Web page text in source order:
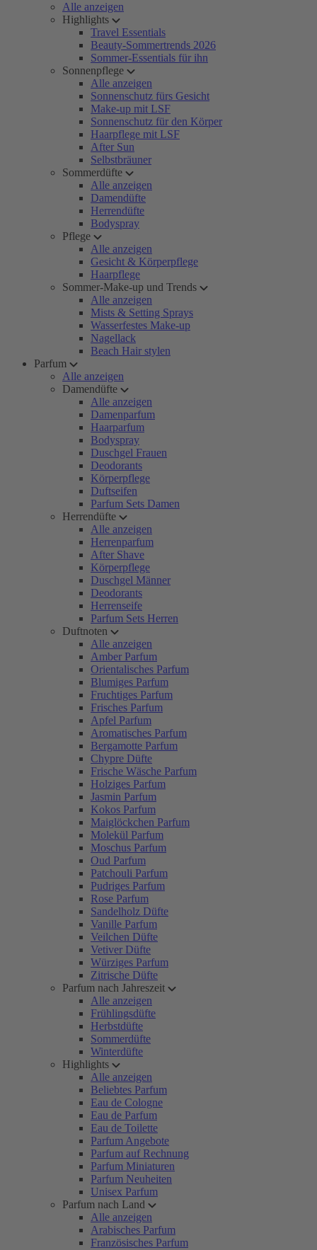
Alle anzeigen
Highlights
Travel Essentials
Beauty-Sommertrends 2026
Sommer-Essentials für ihn
Sonnenpflege
Alle anzeigen
Sonnenschutz fürs Gesicht
Make-up mit LSF
Sonnenschutz für den Körper
Haarpflege mit LSF
After Sun
Selbstbräuner
Sommerdüfte
Alle anzeigen
Damendüfte
Herrendüfte
Bodyspray
Pflege
Alle anzeigen
Gesicht & Körperpflege
Haarpflege
Sommer-Make-up und Trends
Alle anzeigen
Mists & Setting Sprays
Wasserfestes Make-up
Nagellack
Beach Hair stylen
Parfum
Alle anzeigen
Damendüfte
Alle anzeigen
Damenparfum
Haarparfum
Bodyspray
Duschgel Frauen
Deodorants
Körperpflege
Duftseifen
Parfum Sets Damen
Herrendüfte
Alle anzeigen
Herrenparfum
After Shave
Körperpflege
Duschgel Männer
Deodorants
Herrenseife
Parfum Sets Herren
Duftnoten
Alle anzeigen
Amber Parfum
Orientalisches Parfum
Blumiges Parfum
Fruchtiges Parfum
Frisches Parfum
Apfel Parfum
Aromatisches Parfum
Bergamotte Parfum
Chypre Düfte
Frische Wäsche Parfum
Holziges Parfum
Jasmin Parfum
Kokos Parfum
Maiglöckchen Parfum
Molekül Parfum
Moschus Parfum
Oud Parfum
Patchouli Parfum
Pudriges Parfum
Rose Parfum
Sandelholz Düfte
Vanille Parfum
Veilchen Düfte
Vetiver Düfte
Würziges Parfum
Zitrische Düfte
Parfum nach Jahreszeit
Alle anzeigen
Frühlingsdüfte
Herbstdüfte
Sommerdüfte
Winterdüfte
Highlights
Alle anzeigen
Beliebtes Parfum
Eau de Cologne
Eau de Parfum
Eau de Toilette
Parfum Angebote
Parfum auf Rechnung
Parfum Miniaturen
Parfum Neuheiten
Unisex Parfum
Parfum nach Land
Alle anzeigen
Arabisches Parfum
Französisches Parfum